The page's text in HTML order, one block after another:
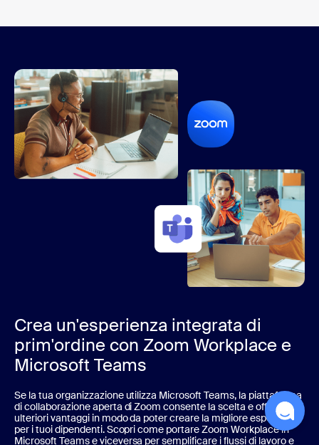
Crea un'esperienza integrata di
prim'ordine con Zoom Workplace e
Microsoft Teams
Se la tua organizzazione utilizza Microsoft Teams, la piattaforma
di collaborazione aperta di Zoom consente la scelta e offre
ulteriori vantaggi in modo da poter creare la migliore esperienza
per i tuoi dipendenti. Scopri come portare Zoom Workplace in
Microsoft Teams e viceversa per semplificare i flussi di lavoro e